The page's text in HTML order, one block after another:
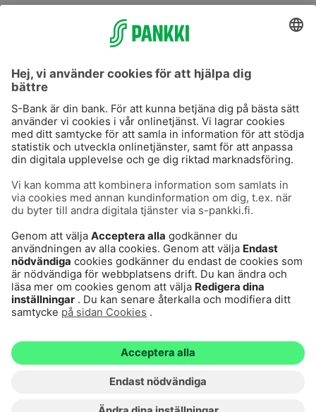
S-Prime
Användarvillkor
Dataskydd
Cookies
Tillgänglighetsutlåtande